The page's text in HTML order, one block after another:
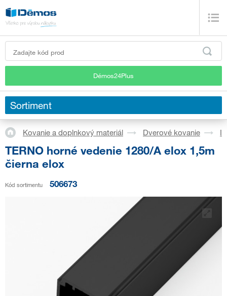
Démos24Plus
Sortiment
Kovanie a doplnkový materiál Dverové kovanie
TERNO horné vedenie 1280/A elox 1,5m
čierna elox
Kód sortimentu 506673